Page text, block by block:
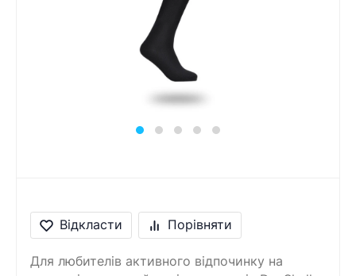
Відкласти Порівняти
Для любителів активного відпочинку на